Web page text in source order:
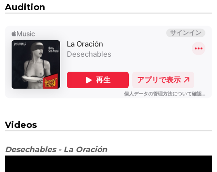
Audition
Videos
Desechables - La Oración